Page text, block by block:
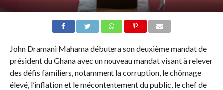
John Dramani Mahama débutera son deuxième mandat de
président du Ghana avec un nouveau mandat visant à relever
des défis familiers, notamment la corruption, le chômage
élevé, l’inflation et le mécontentement du public, le chef de